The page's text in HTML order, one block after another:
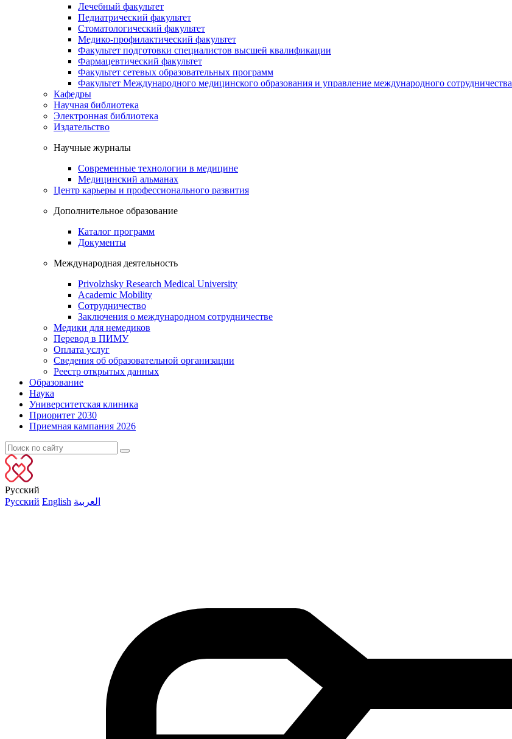
Лечебный факультет
Педиатрический факультет
Стоматологический факультет
Медико-профилактический факультет
Факультет подготовки специалистов высшей квалификации
Фармацевтический факультет
Факультет сетевых образовательных программ
Факультет Международного медицинского образования и управление международного сотрудничества
Кафедры
Научная библиотека
Электронная библиотека
Издательство
Научные журналы
Современные технологии в медицине
Медицинский альманах
Центр карьеры и профессионального развития
Дополнительное образование
Каталог программ
Документы
Международная деятельность
Privolzhsky Research Medical University
Academic Mobility
Сотрудничество
Заключения о международном сотрудничестве
Медики для немедиков
Перевод в ПИМУ
Оплата услуг
Сведения об образовательной организации
Реестр открытых данных
Образование
Наука
Университетская клиника
Приоритет 2030
Приемная кампания 2026
Русский
Русский English العربية